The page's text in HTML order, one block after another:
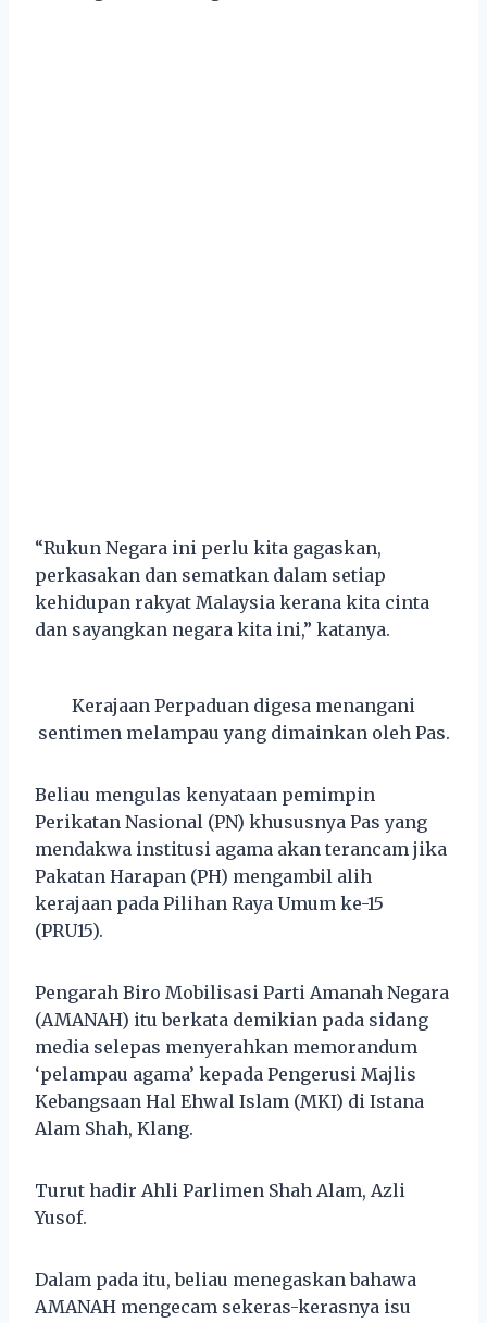
“Rukun Negara ini perlu kita gagaskan,
perkasakan dan sematkan dalam setiap
kehidupan rakyat Malaysia kerana kita cinta
dan sayangkan negara kita ini,” katanya.
Kerajaan Perpaduan digesa menangani
sentimen melampau yang dimainkan oleh Pas.
Beliau mengulas kenyataan pemimpin
Perikatan Nasional (PN) khususnya Pas yang
mendakwa institusi agama akan terancam jika
Pakatan Harapan (PH) mengambil alih
kerajaan pada Pilihan Raya Umum ke-15
(PRU15).
Pengarah Biro Mobilisasi Parti Amanah Negara
(AMANAH) itu berkata demikian pada sidang
media selepas menyerahkan memorandum
‘pelampau agama’ kepada Pengerusi Majlis
Kebangsaan Hal Ehwal Islam (MKI) di Istana
Alam Shah, Klang.
Turut hadir Ahli Parlimen Shah Alam, Azli
Yusof.
Dalam pada itu, beliau menegaskan bahawa
AMANAH mengecam sekeras-kerasnya isu